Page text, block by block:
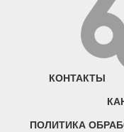
КОНТАКТЫ
ПОЛИТИКА